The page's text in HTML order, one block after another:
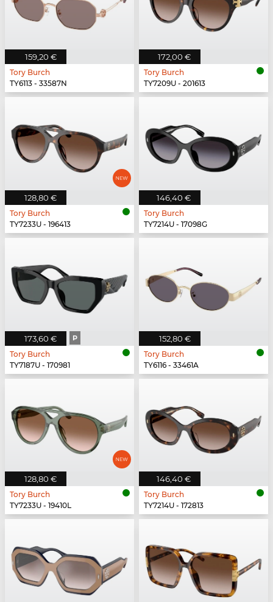
159,20 €
Tory Burch
TY6113 - 33587N
172,00 €
Tory Burch
TY7209U - 201613
128,80 €
Tory Burch
TY7233U - 196413
146,40 €
Tory Burch
TY7214U - 17098G
173,60 € P
Tory Burch
TY7187U - 170981
152,80 €
Tory Burch
TY6116 - 33461A
128,80 €
Tory Burch
TY7233U - 19410L
146,40 €
Tory Burch
TY7214U - 172813